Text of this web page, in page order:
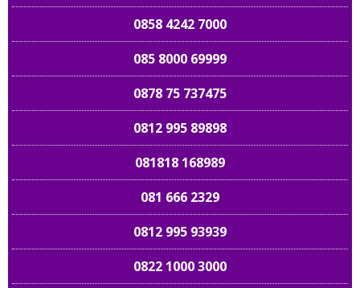
0858 4242 7000
085 8000 69999
0878 75 737475
0812 995 89898
081818 168989
081 666 2329
0812 995 93939
0822 1000 3000